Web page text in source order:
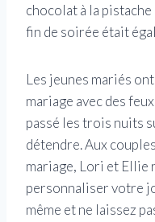
chocolat à la
fin de soirée était
Les jeunes mariés
mariage avec des
passé les trois nuits
détendre. Aux
mariage, Lori et Ellie
personnaliser votre
même et ne laissez